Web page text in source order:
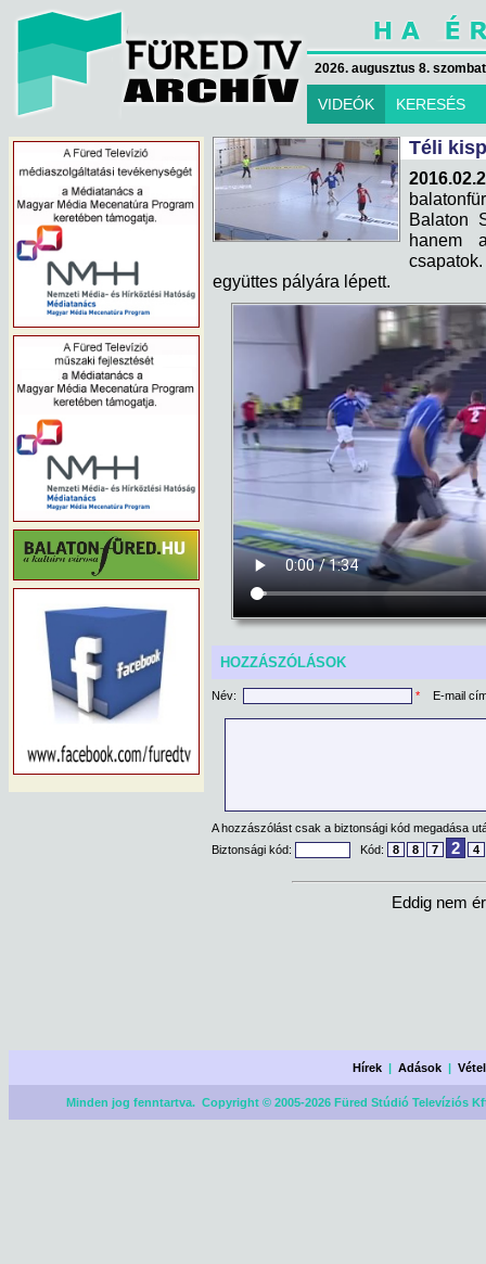
2026. augusztus 8.
VIDEÓK KERESÉS
Téli
Balaton
hanem
együttes pályára lépett.
HOZZÁSZÓLÁSOK
Név: * E-mail
A hozzászólást csak a biztonsági kód megadása
Biztonsági kód:
Kód: 8 8 7 2 4
Eddig nem
Hírek |Adások |
Minden jog fenntartva. Copyright © 2005-2026 Füred Stúdió Televíziós